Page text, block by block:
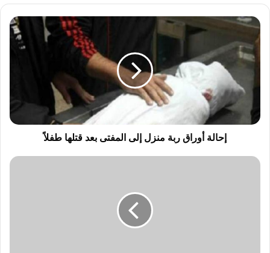
إ
ح
ل
أ
ر
ا
ب
إحالة أوراق ربة منزل إلى المفتى بعد قتلها طفلاً
ا